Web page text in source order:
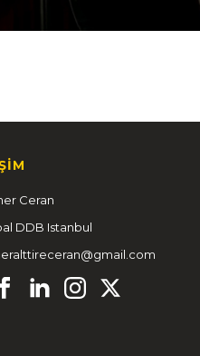
Ceran
DDB Istanbul